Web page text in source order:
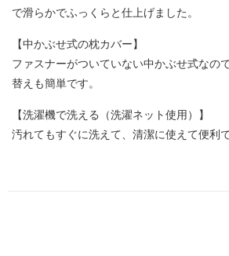
で滑らかでふっくらと仕上げました。
【中かぶせ式の枕カバー】
ファスナーがついていない中かぶせ式なの
替えも簡単です。
【洗濯機で洗える（洗濯ネット使用）】
汚れてもすぐに洗えて、清潔に使えて便利で